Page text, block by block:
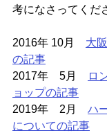
考になさってくだ
2016年 10月 大
の記事
2017年　5月
ロ
ョップの記事
2019年　2月 ハ
についての記事